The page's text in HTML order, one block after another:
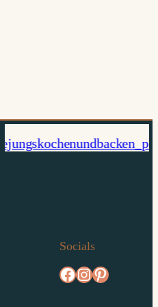
Socials
facebook.com/diejungskochenundbacken Instagrampinterest.com/diejungs